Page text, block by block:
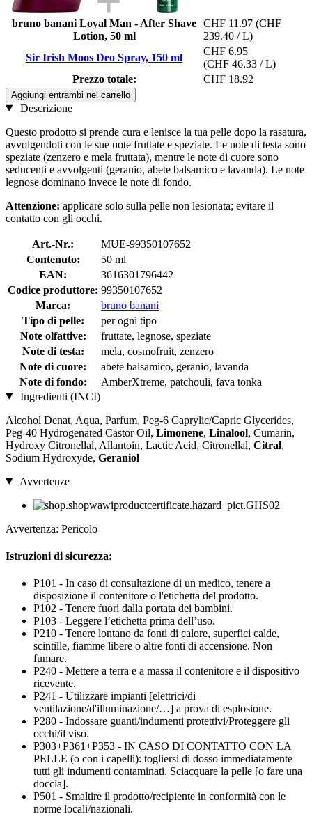
bruno banani Loyal Man - After Shave
Lotion, 50 ml
CHF 11.97 (CHF
239.40 / L)
Sir Irish Moos Deo Spray, 150 ml
CHF 6.95
(CHF 46.33 / L)
Prezzo totale:
CHF 18.92
Aggiungi entrambi nel carrello
Descrizione
Questo prodotto si prende cura e lenisce la tua pelle dopo la rasatura,
avvolgendoti con le sue note fruttate e speziate. Le note di testa sono
speziate (zenzero e mela fruttata), mentre le note di cuore sono
seducenti e avvolgenti (geranio, abete balsamico e lavanda). Le note
legnose dominano invece le note di fondo.
Attenzione: applicare solo sulla pelle non lesionata; evitare il
contatto con gli occhi.
Art.-Nr.:
MUE-99350107652
Contenuto:
50 ml
EAN:
3616301796442
Codice produttore: 99350107652
Marca:
bruno banani
Tipo di pelle:
per ogni tipo
Note olfattive:
fruttate, legnose, speziate
Note di testa:
mela, cosmofruit, zenzero
Note di cuore:
abete balsamico, geranio, lavanda
Note di fondo:
AmberXtreme, patchouli, fava tonka
Ingredienti (INCI)
Alcohol Denat, Aqua, Parfum, Peg-6 Caprylic/Capric Glycerides,
Peg-40 Hydrogenated Castor Oil, Limonene, Linalool, Cumarin,
Hydroxy Citronellal, Allantoin, Lactic Acid, Citronellal, Citral,
Sodium Hydroxyde, Geraniol
Avvertenze
Avvertenza: Pericolo
Istruzioni di sicurezza:
P101 - In caso di consultazione di un medico, tenere a
disposizione il contenitore o l'etichetta del prodotto.
P102 - Tenere fuori dalla portata dei bambini.
P103 - Leggere l’etichetta prima dell’uso.
P210 - Tenere lontano da fonti di calore, superfici calde,
scintille, fiamme libere o altre fonti di accensione. Non
fumare.
P240 - Mettere a terra e a massa il contenitore e il dispositivo
ricevente.
P241 - Utilizzare impianti [elettrici/di
ventilazione/d'illuminazione/…] a prova di esplosione.
P280 - Indossare guanti/indumenti protettivi/Proteggere gli
occhi/il viso.
P303+P361+P353 - IN CASO DI CONTATTO CON LA
PELLE (o con i capelli): togliersi di dosso immediatamente
tutti gli indumenti contaminati. Sciacquare la pelle [o fare una
doccia].
P501 - Smaltire il prodotto/recipiente in conformità con le
norme locali/nazionali.